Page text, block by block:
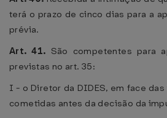
terá o prazo de cinco dias para a
prévia.
Art. 41. São competentes para
previstas no art. 35:
I - o Diretor da DIDES, em face
cometidas antes da decisão da